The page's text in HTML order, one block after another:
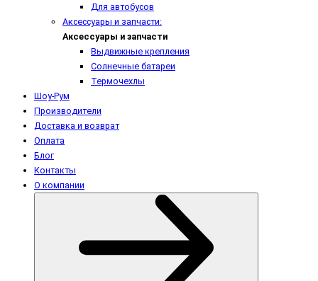
Для автобусов
Аксессуары и запчасти:
Аксессуары и запчасти
Выдвижные крепления
Солнечные батареи
Термочехлы
Шоу-Рум
Производители
Доставка и возврат
Оплата
Блог
Контакты
О компании